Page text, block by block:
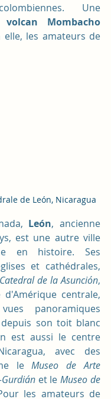
Une
volcan Mombacho
les amateurs de
de León, Nicaragua
León, ancienne
est une autre ville
en histoire. Ses
et cathédrales,
Catedral de la Asunción,
centrale,
panoramiques
son toit blanc
est aussi le centre
avec des
le Museo de Arte
et le Museo de
les amateurs de